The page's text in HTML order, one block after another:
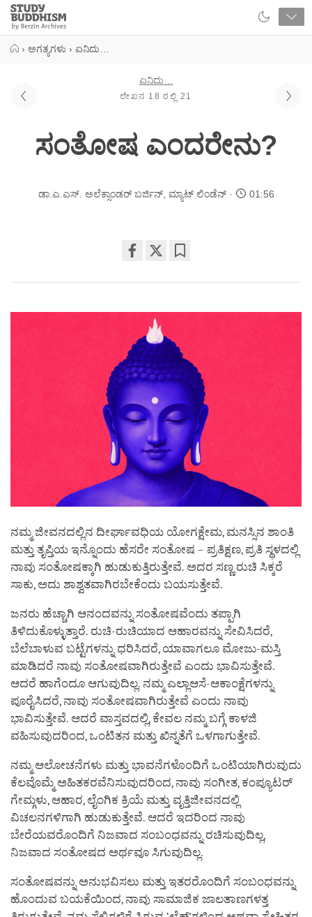
Close
Study
Buddhism
› ಅಗತ್ಯಗಳು › ಏನಿದು…
ಏನಿದು…
ಲೇಖನ 18 ರಲ್ಲಿ 21
ಸಂತೋಷ ಎಂದರೇನು?
ಡಾ.ಎ.ಎಸ್. ಅಲೆಕ್ಸಾಂಡರ್ ಬರ್ಜಿನ್, ಮ್ಯಾಟ್ ಲಿಂಡೆನ್ 01:56
on
ನಮ್ಮ ಜೀವನದಲ್ಲಿನ ದೀರ್ಘಾವಧಿಯ ಯೋಗಕ್ಷೇಮ, ಮನಸ್ಸಿನ ಶಾಂತಿ
ಮತ್ತು ತೃಪ್ತಿಯ ಇನ್ನೊಂದು ಹೆಸರೇ ಸಂತೋಷ – ಪ್ರತಿಕ್ಷಣ, ಪ್ರತಿ ಸ್ಥಳದಲ್ಲಿ
ನಾವು ಸಂತೋಷಕ್ಕಾಗಿ ಹುಡುಕುತ್ತಿರುತ್ತೇವೆ. ಅದರ ಸಣ್ಣ ರುಚಿ ಸಿಕ್ಕರೆ
ಸಾಕು, ಅದು ಶಾಶ್ವತವಾಗಿರಬೇಕೆಂದು ಬಯಸುತ್ತೇವೆ.
ಜನರು ಹೆಚ್ಚಾಗಿ ಆನಂದವನ್ನು ಸಂತೋಷವೆಂದು ತಪ್ಪಾಗಿ
ತಿಳಿದುಕೊಳ್ಳುತ್ತಾರೆ. ರುಚಿ-ರುಚಿಯಾದ ಆಹಾರವನ್ನು ಸೇವಿಸಿದರೆ,
ಬೆಲೆಬಾಳುವ ಬಟ್ಟೆಗಳನ್ನು ಧರಿಸಿದರೆ, ಯಾವಾಗಲೂ ಮೋಜು-ಮಸ್ತಿ
ಮಾಡಿದರೆ ನಾವು ಸಂತೋಷವಾಗಿರುತ್ತೇವೆ ಎಂದು ಭಾವಿಸುತ್ತೇವೆ.
ಆದರೆ ಹಾಗೆಂದೂ ಆಗುವುದಿಲ್ಲ. ನಮ್ಮ ಎಲ್ಲಾಆಸೆ-ಆಕಾಂಕ್ಷೆಗಳನ್ನು
ಪೂರೈಸಿದರೆ, ನಾವು ಸಂತೋಷವಾಗಿರುತ್ತೇವೆ ಎಂದು ನಾವು
ಭಾವಿಸುತ್ತೇವೆ. ಆದರೆ ವಾಸ್ತವದಲ್ಲಿ, ಕೇವಲ ನಮ್ಮ ಬಗ್ಗೆ ಕಾಳಜಿ
ವಹಿಸುವುದರಿಂದ, ಒಂಟಿತನ ಮತ್ತು ಖಿನ್ನತೆಗೆ ಒಳಗಾಗುತ್ತೇವೆ.
ನಮ್ಮ ಆಲೋಚನೆಗಳು ಮತ್ತು ಭಾವನೆಗಳೊಂದಿಗೆ ಒಂಟಿಯಾಗಿರುವುದು
ಕೆಲವೊಮ್ಮೆ ಅಹಿತಕರವೆನಿಸುವುದರಿಂದ, ನಾವು ಸಂಗೀತ, ಕಂಪ್ಯೂಟರ್
ಗೇಮ್ಗಳು, ಆಹಾರ, ಲೈಂಗಿಕ ಕ್ರಿಯೆ ಮತ್ತು ವೃತ್ತಿಜೀವನದಲ್ಲಿ
ವಿಚಲನಗಳಿಗಾಗಿ ಹುಡುಕುತ್ತೇವೆ. ಆದರೆ ಇದರಿಂದ ನಾವು
ಬೇರೆಯವರೊಂದಿಗೆ ನಿಜವಾದ ಸಂಬಂಧವನ್ನು ರಚಿಸುವುದಿಲ್ಲ,
ನಿಜವಾದ ಸಂತೋಷದ ಅರ್ಥವೂ ಸಿಗುವುದಿಲ್ಲ.
ಸಂತೋಷವನ್ನು ಅನುಭವಿಸಲು ಮತ್ತು ಇತರರೊಂದಿಗೆ ಸಂಬಂಧವನ್ನು
ಹೊಂದುವ ಬಯಕೆಯಿಂದ, ನಾವು ಸಾಮಾಜಿಕ ಜಾಲತಾಣಗಳತ್ತ